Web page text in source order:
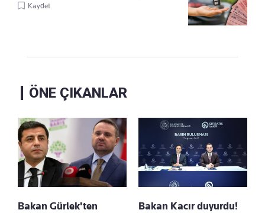
Kaydet
ÖNE ÇIKANLAR
Bakan Gürlek'ten
Bakan Kacır duyurdu!